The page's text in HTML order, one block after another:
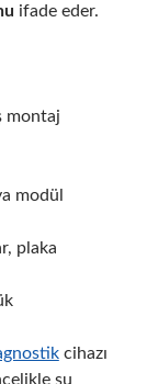
ifade eder.
montaj
modül
plaka
cihazı
şu